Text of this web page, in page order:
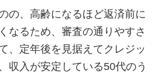
の、高齢になるほど返済前に
なるため、審査の通りやすさ
、定年後を見据えてクレジッ
収入が安定している50代のう